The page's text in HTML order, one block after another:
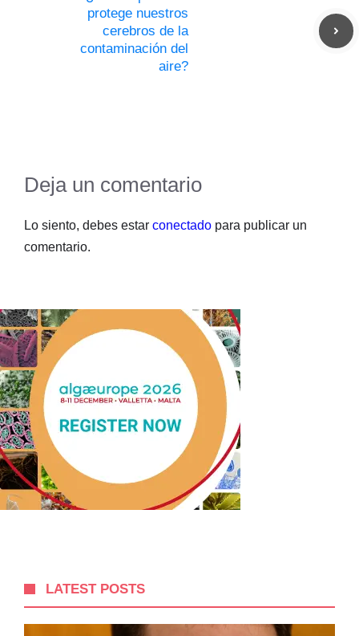
protege nuestros
cerebros de la
contaminación del
aire?
Deja un comentario
Lo siento, debes estar conectado para publicar un
comentario.
LATEST POSTS